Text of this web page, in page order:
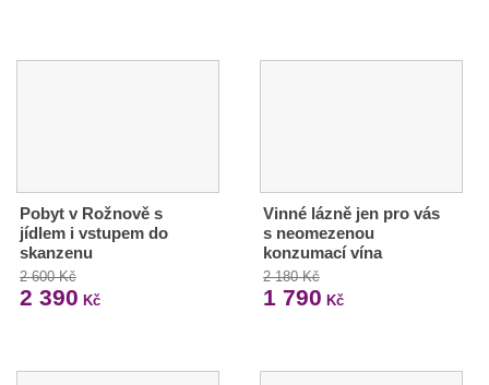
Pobyt v Rožnově s
jídlem i vstupem do
skanzenu
2 600 Kč
2 390 Kč
Vinné lázně jen pro vás
s neomezenou
konzumací vína
2 180 Kč
1 790 Kč